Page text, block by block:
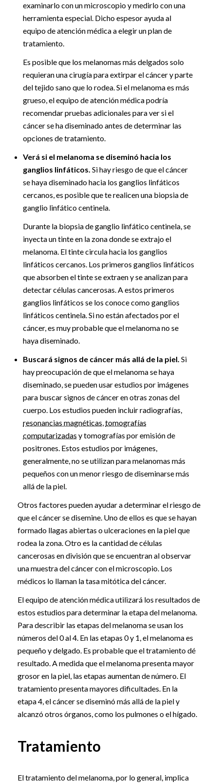
examinarlo con un microscopio y medirlo con una
herramienta especial. Dicho espesor ayuda al
equipo de atención médica a elegir un plan de
tratamiento.
Es posible que los melanomas más delgados solo
requieran una cirugía para extirpar el cáncer y parte
del tejido sano que lo rodea. Si el melanoma es más
grueso, el equipo de atención médica podría
recomendar pruebas adicionales para ver si el
cáncer se ha diseminado antes de determinar las
opciones de tratamiento.
Verá si el melanoma se diseminó hacia los
ganglios linfáticos. Si hay riesgo de que el cáncer
se haya diseminado hacia los ganglios linfáticos
cercanos, es posible que te realicen una biopsia de
ganglio linfático centinela.
Durante la biopsia de ganglio linfático centinela, se
inyecta un tinte en la zona donde se extrajo el
melanoma. El tinte circula hacia los ganglios
linfáticos cercanos. Los primeros ganglios linfáticos
que absorben el tinte se extraen y se analizan para
detectar células cancerosas. A estos primeros
ganglios linfáticos se los conoce como ganglios
linfáticos centinela. Si no están afectados por el
cáncer, es muy probable que el melanoma no se
haya diseminado.
Buscará signos de cáncer más allá de la piel. Si
hay preocupación de que el melanoma se haya
diseminado, se pueden usar estudios por imágenes
para buscar signos de cáncer en otras zonas del
cuerpo. Los estudios pueden incluir radiografías,
resonancias magnéticas,tomografías
computarizadas y tomografías por emisión de
positrones. Estos estudios por imágenes,
generalmente, no se utilizan para melanomas más
pequeños con un menor riesgo de diseminarse más
allá de la piel.
Otros factores pueden ayudar a determinar el riesgo de
que el cáncer se disemine. Uno de ellos es que se hayan
formado llagas abiertas o ulceraciones en la piel que
rodea la zona. Otro es la cantidad de células
cancerosas en división que se encuentran al observar
una muestra del cáncer con el microscopio. Los
médicos lo llaman la tasa mitótica del cáncer.
El equipo de atención médica utilizará los resultados de
estos estudios para determinar la etapa del melanoma.
Para describir las etapas del melanoma se usan los
números del 0 al 4. En las etapas 0 y 1, el melanoma es
pequeño y delgado. Es probable que el tratamiento dé
resultado. A medida que el melanoma presenta mayor
grosor en la piel, las etapas aumentan de número. El
tratamiento presenta mayores dificultades. En la
etapa 4, el cáncer se diseminó más allá de la piel y
alcanzó otros órganos, como los pulmones o el hígado.
Tratamiento
El tratamiento del melanoma, por lo general, implica